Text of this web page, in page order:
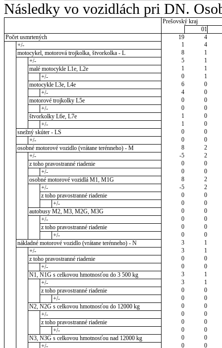
Následky vo vozidlách pri DN.
Prešovský kraj
01
Počet usmrtených
19
4
+/-
1
4
motocykel, motorová trojkolka, štvorkolka - L
8
1
+/-
5
1
malé motocykle L1e, L2e
1
1
+/-
0
1
motocykle L3e, L4e
6
0
+/-
4
0
motorové trojkolky L5e
0
0
+/-
0
0
štvorkolky L6e, L7e
1
0
+/-
1
0
snežný skúter - LS
0
0
+/-
0
0
osobné motorové vozidlo (vrátane terénneho) - M
8
2
+/-
-5
2
z toho pravostranné riadenie
0
0
+/-
0
0
osobné motorové vozidlá M1, M1G
8
2
+/-
-5
2
z toho pravostranné riadenie
0
0
+/-
0
0
autobusy M2, M3, M2G, M3G
0
0
+/-
0
0
z toho pravostranné riadenie
0
0
+/-
0
0
nákladné motorové vozidlo (vrátane terénneho) - N
3
1
+/-
3
1
z toho pravostranné riadenie
0
0
+/-
0
0
N1, N1G s celkovou hmotnosťou do 3 500 kg
3
1
+/-
3
1
z toho pravostranné riadenie
0
0
+/-
0
0
N2, N2G s celkovou hmotnosťou do 12000 kg
0
0
+/-
0
0
z toho pravostranné riadenie
0
0
+/-
0
0
N3, N3G s celkovou hmotnosťou nad 12000 kg
0
0
+/-
0 0